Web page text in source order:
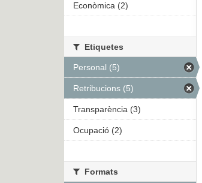
Econòmica (2)
Etiquetes
Personal (5)
Retribucions (5)
Transparència (3)
Ocupació (2)
Formats